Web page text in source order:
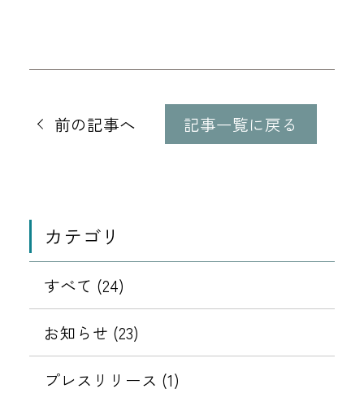
記
動
前の記事へ 記事一覧に戻る
カテゴリ
すべて (24)
お知らせ (23)
プレスリリース (1)